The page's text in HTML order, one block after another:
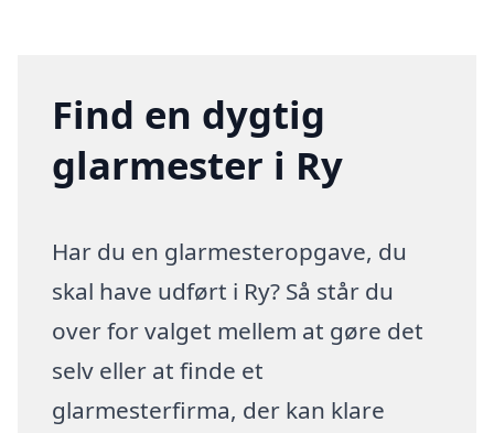
Find en dygtig
glarmester i Ry
Har du en glarmesteropgave, du
skal have udført i Ry? Så står du
over for valget mellem at gøre det
selv eller at finde et
glarmesterfirma, der kan klare